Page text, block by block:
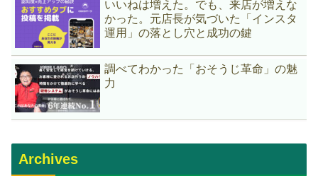
いいねは増えた。でも、来店が増えな
かった。元店長が気づいた「インスタ
運用」の落とし穴と成功の鍵
調べてわかった「おそうじ革命」の魅
力
Archives